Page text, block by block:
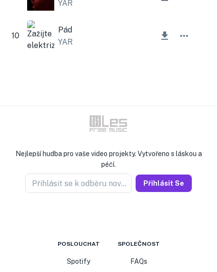
YAR
10
Pád
YAR
Nejlepší hudba pro vaše video projekty. Vytvořeno s láskou a
péčí.
Přihlásit se k odběru novinek Přihlásit Se
POSLOUCHAT
Spotify
SPOLEČNOST
FAQs